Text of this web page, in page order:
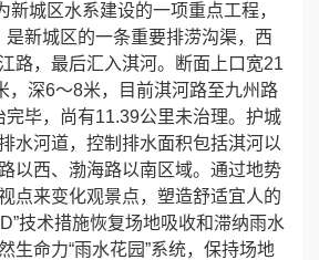
城区水系建设的一项重点工程，
新城区的一条重要排涝沟渠，西
路，最后汇入淇河。断面上口宽21
，深6～8米，目前淇河路至九州路
完毕，尚有11.39公里未治理。护城
水河道，控制排水面积包括淇河以
以西、渤海路以南区域。通过地势
点来变化观景点，塑造舒适宜人的
技术措施恢复场地吸收和滞纳雨水
生命力“雨水花园”系统，保持场地